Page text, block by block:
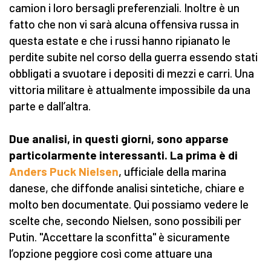
camion i loro bersagli preferenziali. Inoltre è un
fatto che non vi sarà alcuna offensiva russa in
questa estate e che i russi hanno ripianato le
perdite subite nel corso della guerra essendo stati
obbligati a svuotare i depositi di mezzi e carri. Una
vittoria militare è attualmente impossibile da una
parte e dall’altra.
Due analisi, in questi giorni, sono apparse
particolarmente interessanti. La prima è di
Anders Puck Nielsen, ufficiale della marina
danese, che diffonde analisi sintetiche, chiare e
molto ben documentate. Qui possiamo vedere le
scelte che, secondo Nielsen, sono possibili per
Putin. "Accettare la sconfitta" è sicuramente
l’opzione peggiore così come attuare una